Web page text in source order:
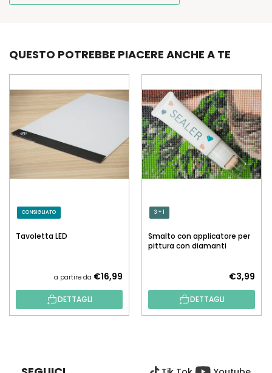
QUESTO POTREBBE PIACERE ANCHE A TE
CONSIGLIATO
Tavoletta LED
a partire da €16,99
DETTAGLI
3 + 1
Smalto con applicatore per
pittura con diamanti
€3,99
DETTAGLI